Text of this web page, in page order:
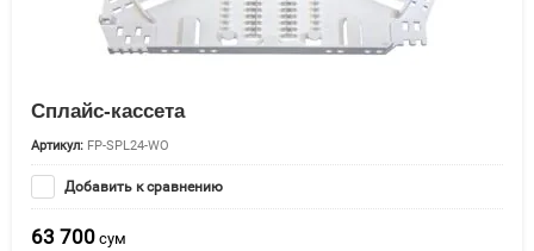
Сплайс-кассета
Артикул: FP-SPL24-WO
Добавить к сравнению
63 700 сум